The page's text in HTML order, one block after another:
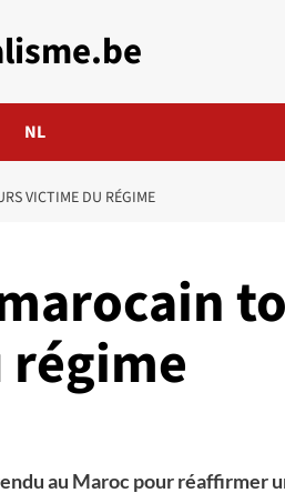
NL
VICTIME DU RÉGIME
au Maroc pour réaffirmer